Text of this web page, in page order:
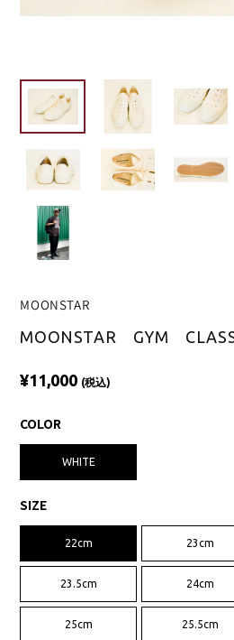
MOONSTAR
MOONSTAR GYM
¥11,000 (税込)
COLOR
WHITE
SIZE
22cm 23cm
23.5cm 24cm
25cm 25.5cm